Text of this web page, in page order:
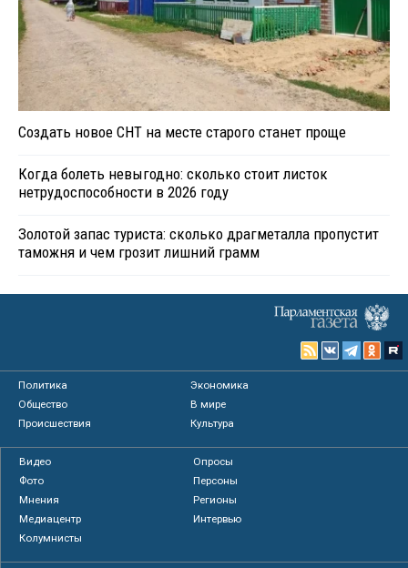
Создать новое СНТ на месте старого станет проще
Когда болеть невыгодно: сколько стоит листок
нетрудоспособности в 2026 году
Золотой запас туриста: сколько драгметалла пропустит
таможня и чем грозит лишний грамм
Политика
Экономика
Общество
В мире
Происшествия
Культура
Видео
Опросы
Фото
Персоны
Мнения
Регионы
Медиацентр
Интервью
Колумнисты